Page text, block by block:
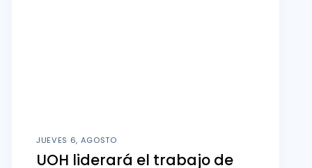
JUEVES 6, AGOSTO
UOH liderará el trabajo de